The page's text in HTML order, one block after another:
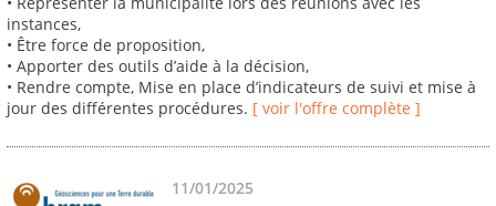
instances,
• Être force de proposition,
• Apporter des outils d’aide à la décision,
• Rendre compte, Mise en place d’indicateurs de suivi et mise à
jour des différentes procédures. [ voir l'offre complète ]
11/01/2025